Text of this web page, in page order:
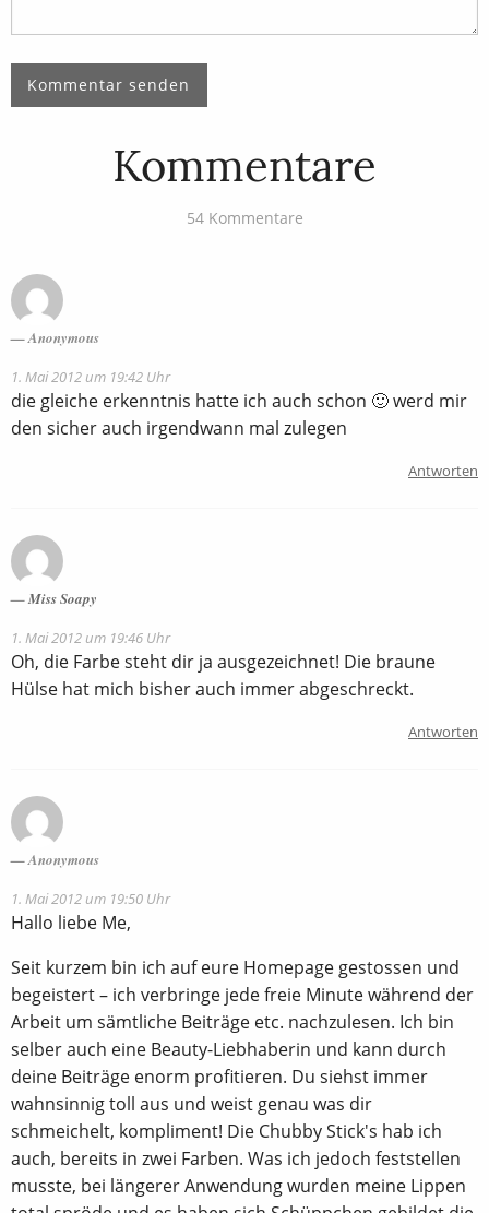
Kommentare
54 Kommentare
Anonymous
1. Mai 2012 um 19:42 Uhr
die gleiche erkenntnis hatte ich auch schon 🙂 werd mir
den sicher auch irgendwann mal zulegen
Antworten
Miss Soapy
1. Mai 2012 um 19:46 Uhr
Oh, die Farbe steht dir ja ausgezeichnet! Die braune
Hülse hat mich bisher auch immer abgeschreckt.
Antworten
Anonymous
1. Mai 2012 um 19:50 Uhr
Hallo liebe Me,
Seit kurzem bin ich auf eure Homepage gestossen und
begeistert – ich verbringe jede freie Minute während der
Arbeit um sämtliche Beiträge etc. nachzulesen. Ich bin
selber auch eine Beauty-Liebhaberin und kann durch
deine Beiträge enorm profitieren. Du siehst immer
wahnsinnig toll aus und weist genau was dir
schmeichelt, kompliment! Die Chubby Stick's hab ich
auch, bereits in zwei Farben. Was ich jedoch feststellen
musste, bei längerer Anwendung wurden meine Lippen